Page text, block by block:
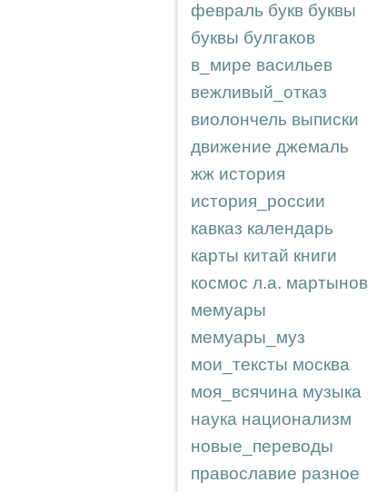
февраль букв буквы
буквы булгаков
в_мире васильев
вежливый_отказ
виолончель выписки
движение джемаль
жж история
история_россии
кавказ календарь
карты китай книги
космос л.а. мартынов
мемуары
мемуары_муз
мои_тексты москва
моя_всячина музыка
наука национализм
новые_переводы
православие разное